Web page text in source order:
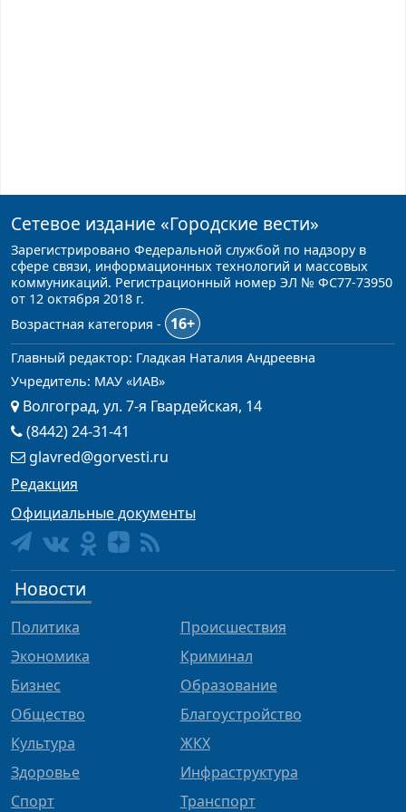
Сетевое издание «Городские вести»
Зарегистрировано Федеральной службой по надзору в
сфере связи, информационных технологий и массовых
коммуникаций. Регистрационный номер ЭЛ № ФС77-73950
от 12 октября 2018 г.
Возрастная категория -
16+
Главный редактор: Гладкая Наталия Андреевна
Учредитель: МАУ «ИАВ»
Волгоград, ул. 7-я Гвардейская, 14
(8442) 24-31-41
glavred@gorvesti.ru
Редакция
Официальные документы
Новости
Политика
Экономика
Бизнес
Общество
Культура
Здоровье
Спорт
Происшествия
Криминал
Образование
Благоустройство
ЖКХ
Инфраструктура
Транспорт